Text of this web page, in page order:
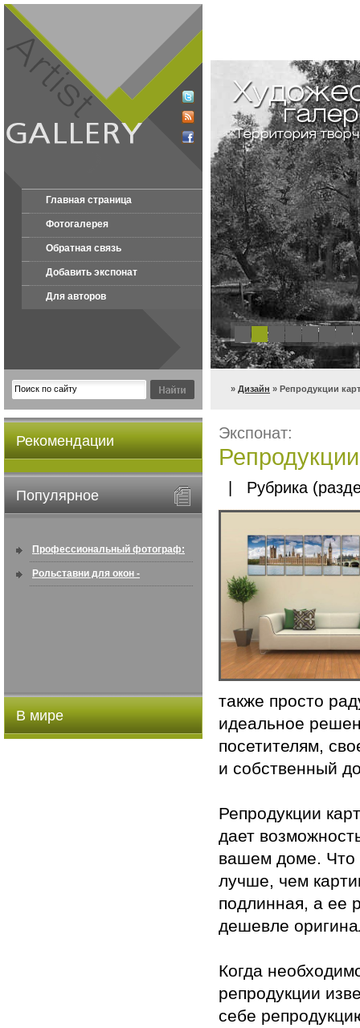
Главная страница
Фотогалерея
Обратная связь
Добавить экспонат
Для авторов
» Дизайн » Репродукции
Рекомендации
Популярное
Профессиональный фотограф:
искусство создавать снимки, ...
Рольставни для окон -
В мире
Экспонат:
| Рубрика
также просто
идеальное
посетителям,
и собственный
Репродукции
дает
вашем доме. Что
лучше, чем
подлинная, а ее
дешевле
Когда
репродукции
себе